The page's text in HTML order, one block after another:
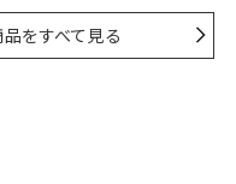
をすべて見る